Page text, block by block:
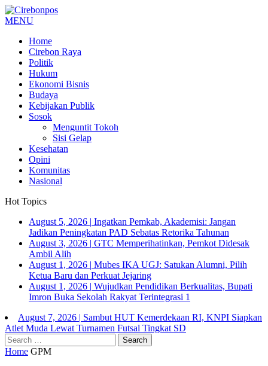
MENU
Home
Cirebon Raya
Politik
Hukum
Ekonomi Bisnis
Budaya
Kebijakan Publik
Sosok
Menguntit Tokoh
Sisi Gelap
Kesehatan
Opini
Komunitas
Nasional
Hot Topics
August 5, 2026 | Ingatkan Pemkab, Akademisi: Jangan
Jadikan Peningkatan PAD Sebatas Retorika Tahunan
August 3, 2026 | GTC Memperihatinkan, Pemkot Didesak
Ambil Alih
August 1, 2026 | Mubes IKA UGJ: Satukan Alumni, Pilih
Ketua Baru dan Perkuat Jejaring
August 1, 2026 | Wujudkan Pendidikan Berkualitas, Bupati
Imron Buka Sekolah Rakyat Terintegrasi 1
August 7, 2026 | Sambut HUT Kemerdekaan RI, KNPI Siapkan
Atlet Muda Lewat Turnamen Futsal Tingkat SD
Home GPM